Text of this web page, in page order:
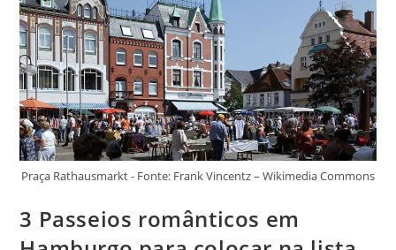
Praça Rathausmarkt - Fonte: Frank Vincentz – Wikimedia Commons
3 Passeios românticos em